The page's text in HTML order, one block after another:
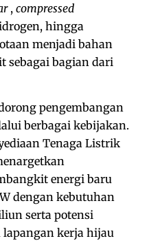
, compressed
hingga
menjadi bahan
sebagai bagian dari
pengembangan
berbagai kebijakan.
Tenaga Listrik
energi baru
dengan kebutuhan
serta potensi
lapangan kerja hijau